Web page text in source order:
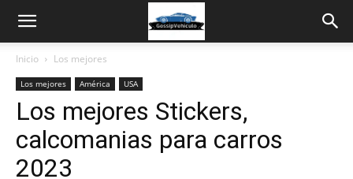
Inicio Los mejores
Los mejores América USA
Los mejores Stickers,
calcomanias para carros
2023